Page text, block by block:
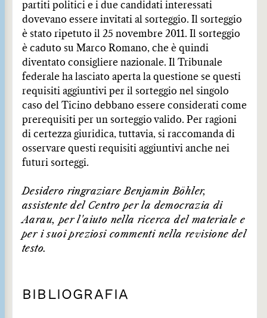
partiti politici e i due candidati interessati
dovevano essere invitati al sorteggio. Il sorteggio
è stato ripetuto il 25 novembre 2011. Il sorteggio
è caduto su Marco Romano, che è quindi
diventato consigliere nazionale. Il Tribunale
federale ha lasciato aperta la questione se questi
requisiti aggiuntivi per il sorteggio nel singolo
caso del Ticino debbano essere considerati come
prerequisiti per un sorteggio valido. Per ragioni
di certezza giuridica, tuttavia, si raccomanda di
osservare questi requisiti aggiuntivi anche nei
futuri sorteggi.
Desidero ringraziare Benjamin Böhler,
assistente del Centro per la democrazia di
Aarau, per l'aiuto nella ricerca del materiale e
per i suoi preziosi commenti nella revisione del
testo.
BIBLIOGRAFIA